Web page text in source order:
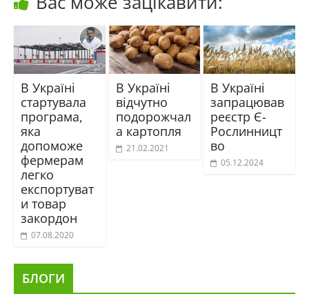
В Україні
стартувала
програма,
яка
допоможе
фермерам
легко
експортуват
и товар
закордон
07.08.2020
В Україні
відчутно
подорожчал
а картопля
21.02.2021
В Україні
запрацював
реєстр Є-
Рослинницт
во
05.12.2024
БЛОГИ